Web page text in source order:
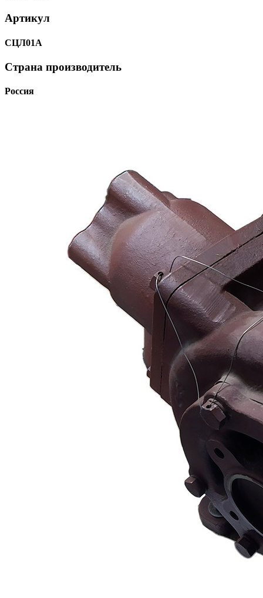
Артикул
СЦЛ01А
Страна производитель
Россия